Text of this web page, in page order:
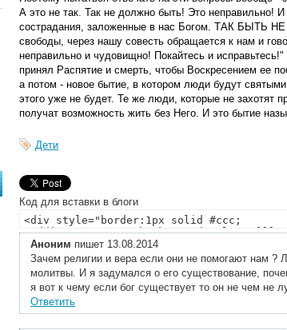
А это не так. Так не должно быть! Это неправильно!
сострадания, заложенные в нас Богом. ТАК БЫТЬ
свободы, через нашу совесть обращается к нам и
неправильно и чудовищно! Покайтесь и
принял Распятие и смерть, чтобы Воскресением ее
а потом - новое бытие, в котором люди будут
этого уже не будет. Те же люди, которые не захотят
получат возможность жить без Него. И это бытие
Дети
Код для вставки в блоги
Аноним пишет 13.08.2014
Зачем религии и вера если они не помогают нам ?
молитвы. И я задумался о его существование,
я вот к чему если бог существует то он не чем не
Ответить